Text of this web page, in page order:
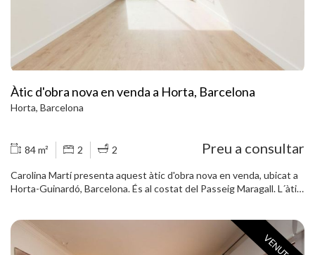
construïda a l'any 1973 i disposa d'ascensor. Plaça de pàrquing
inclosa. Truqui'ns per visitar l'àtic dúplex.
Àtic d'obra nova en venda a Horta, Barcelona
Horta, Barcelona
84 m² 2 2 Preu a consultar
Carolina Martí presenta aquest àtic d'obra nova en venda, ubicat a
Horta-Guinardó, Barcelona. És al costat del Passeig Maragall. L´àtic
dues cambres de bany completes. Compte a més amb sortida a dos
balcons independents amb vistes a la ciutat i muntanya. És una
VENUT